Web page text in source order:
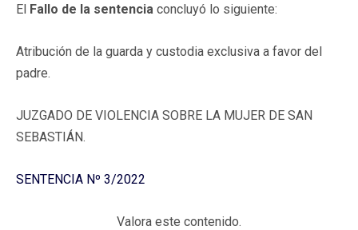
El Fallo de la sentencia concluyó lo siguiente:
Atribución de la guarda y custodia exclusiva a favor del
padre.
JUZGADO DE VIOLENCIA SOBRE LA MUJER DE SAN
SEBASTIÁN.
SENTENCIA Nº 3/2022
Valora este contenido.